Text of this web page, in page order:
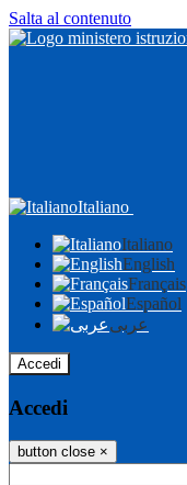
Salta al contenuto
Italiano
Italiano
English
Français
Español
عربى
Accedi
Accedi
button close ×